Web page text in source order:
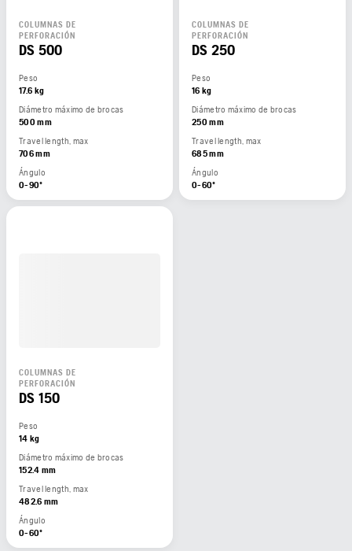
COLUMNAS DE
PERFORACIÓN
DS 500
Peso
17.6 kg
Diámetro máximo de brocas
500 mm
Travel length, max
706 mm
Ángulo
0-90º
COLUMNAS DE
PERFORACIÓN
DS 250
Peso
16 kg
Diámetro máximo de brocas
250 mm
Travel length, max
685 mm
Ángulo
0-60º
COLUMNAS DE
PERFORACIÓN
DS 150
Peso
14 kg
Diámetro máximo de brocas
152.4 mm
Travel length, max
482.6 mm
Ángulo
0-60º